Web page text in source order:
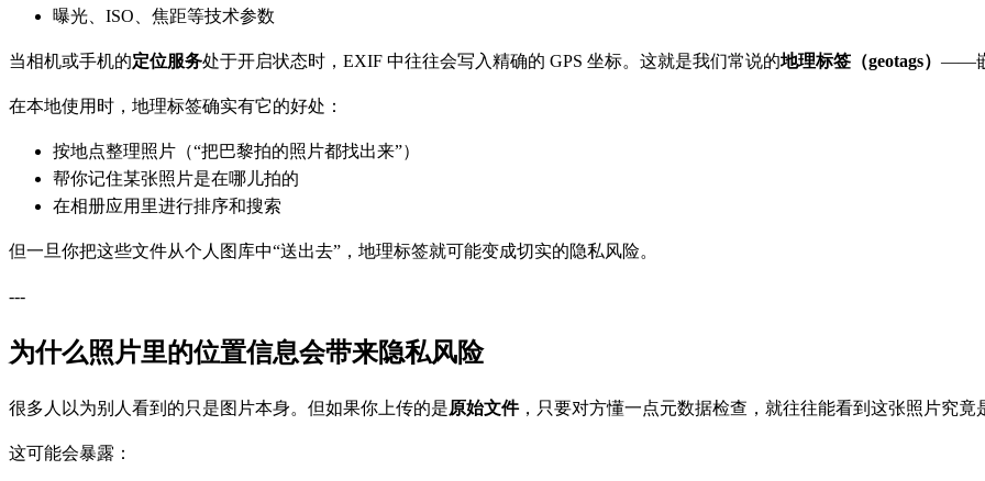
曝光、ISO、焦距等技术参数
当相机或手机的定位服务处于开启状态时，EXIF 中往往会写入精确的 GPS 坐标。这就是我们常说的地理标签（geotags） ——嵌
在本地使用时，地理标签确实有它的好处：
按地点整理照片（“把巴黎拍的照片都找出来”）
帮你记住某张照片是在哪儿拍的
在相册应用里进行排序和搜索
但一旦你把这些文件从个人图库中“送出去”，地理标签就可能变成切实的隐私风险。
---
为什么照片里的位置信息会带来隐私风险
很多人以为别人看到的只是图片本身。但如果你上传的是原始文件，只要对方懂一点元数据检查，就往往能看到这张照片究竟
这可能会暴露：